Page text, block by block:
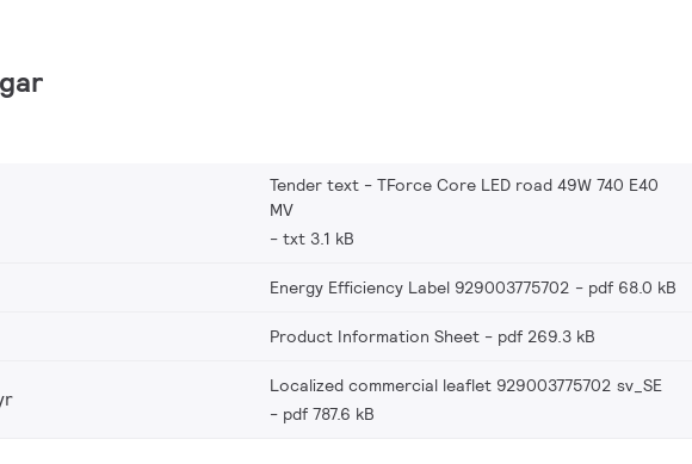
Tender text - TForce Core LED road 49W 740 E40
MV
txt 3.1 kB
Energy Efficiency Label 929003775702 pdf 68.0 kB
Product Information Sheet pdf 269.3 kB
Localized commercial leaflet 929003775702 sv_SE
pdf 787.6 kB